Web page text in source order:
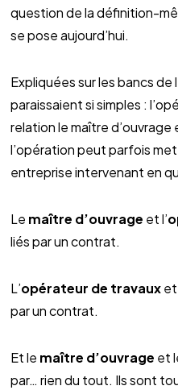
question de la définition-
se pose aujourd’hui.
Expliquées sur les bancs de
paraissaient si simples :
relation le maître
l’opération peut parfois
entreprise intervenant en
Le maître d’ouvrage et l’
liés par un contrat.
L’opérateur de travauxet
par un contrat.
Et le maître d’ouvrage et
par… rien du tout. Ils sont